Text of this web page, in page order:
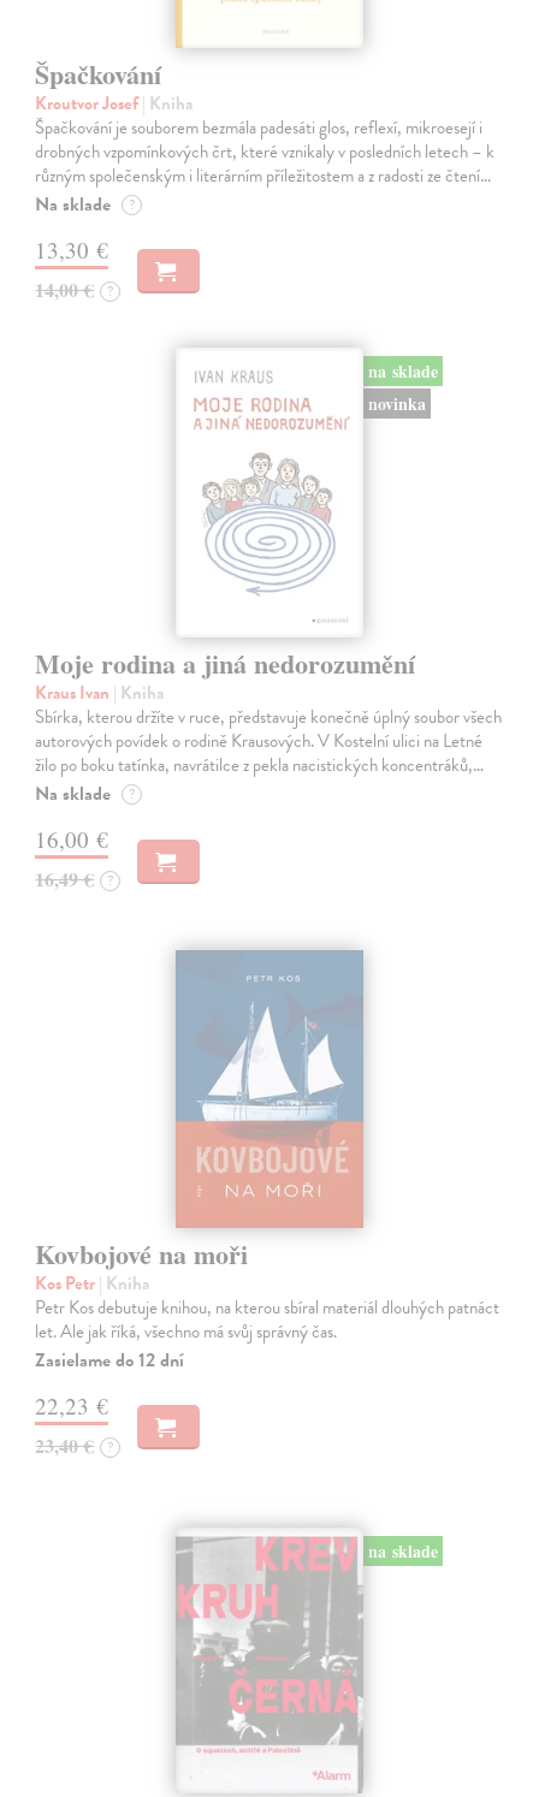
Špačkování
Kroutvor Josef| Kniha
Špačkování je souborem bezmála padesáti glos, reflexí, mikroesejí i
drobných vzpomínkových črt, které vznikaly v posledních letech – k
různým společenským i literárním příležitostem a z radosti ze čtení…
Na sklade ?
13,30 €
14,00 € ?
na sklade
novinka
Moje rodina a jiná nedorozumění
Kraus Ivan | Kniha
Sbírka, kterou držíte v ruce, představuje konečně úplný soubor všech
autorových povídek o rodině Krausových. V Kostelní ulici na Letné
žilo po boku tatínka, navrátilce z pekla nacistických koncentráků,…
Na sklade ?
16,00 €
16,49 € ?
Kovbojové na moři
Kos Petr| Kniha
Petr Kos debutuje knihou, na kterou sbíral materiál dlouhých patnáct
let. Ale jak říká, všechno má svůj správný čas.
Zasielame do 12 dní
22,23 €
23,40 € ?
na sklade